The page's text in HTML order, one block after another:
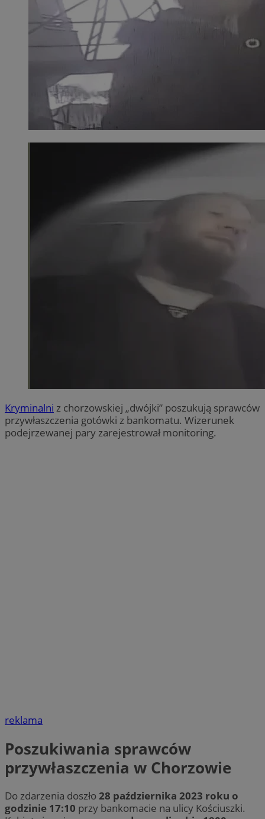
Kryminalni z chorzowskiej „dwójki” poszukują sprawców
przywłaszczenia gotówki z bankomatu. Wizerunek
podejrzewanej pary zarejestrował monitoring.
reklama
Poszukiwania sprawców
przywłaszczenia w Chorzowie
Do zdarzenia doszło28 października 2023 roku o
godzinie 17:10 przy bankomacie na ulicy Kościuszki.